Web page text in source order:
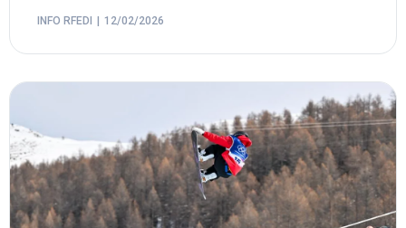
INFO RFEDI 12/02/2026